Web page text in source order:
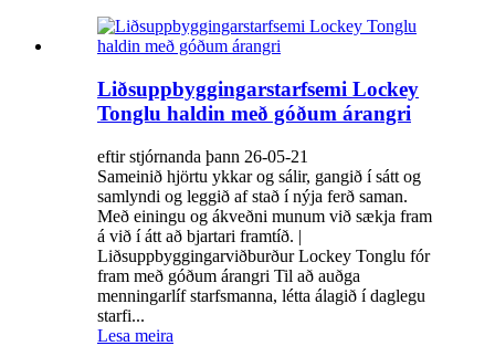
Liðsuppbyggingarstarfsemi Lockey
Tonglu haldin með góðum árangri
eftir stjórnanda þann 26-05-21
Sameinið hjörtu ykkar og sálir, gangið í sátt og
samlyndi og leggið af stað í nýja ferð saman.
Með einingu og ákveðni munum við sækja fram
á við í átt að bjartari framtíð. |
Liðsuppbyggingarviðburður Lockey Tonglu fór
fram með góðum árangri Til að auðga
menningarlíf starfsmanna, létta álagið í daglegu
starfi...
Lesa meira